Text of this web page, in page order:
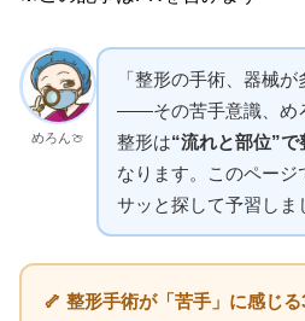
めろん🍈
「整形の手術、器械
——その苦手意識、め
整形は“流れと部位”で
なります。このページ
サッと探して予習しま
🦴 整形手術が「苦手」に感じ